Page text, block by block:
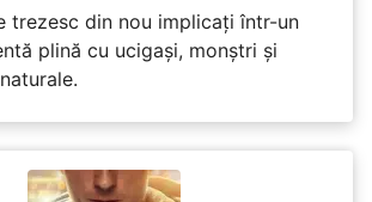
trezesc din nou implicați într-un
plină cu ucigași, monștri și